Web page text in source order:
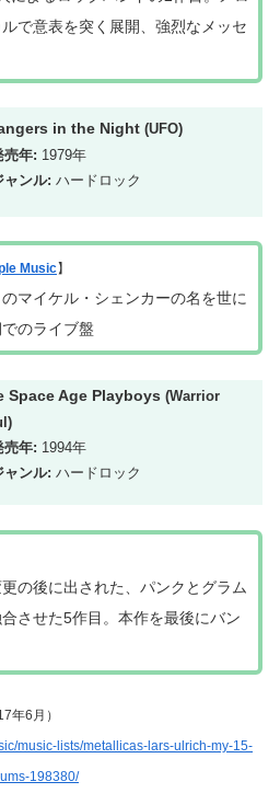
で意表を突く展開、強烈なメッセ
in the Night (UFO)
売年: 1979年
ャンル: ハードロック
Music】
マイケル・シェンカーの名を世に
のライブ盤
Space Age Playboys (Warrior
売年: 1994年
ャンル: ハードロック
の後に出された、パンクとグラム
させた5作目。本作を最後にバン
年6月）
music-lists/metallicas-lars-ulrich-my-15-
198380/